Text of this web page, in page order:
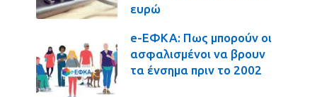
ευρώ
e-ΕΦΚΑ: Πως μπορούν οι
ασφαλισμένοι να βρουν
τα ένσημα πριν το 2002